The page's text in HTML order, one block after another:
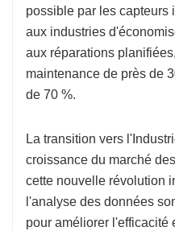
possible par les capteurs
aux industries
aux réparations
maintenance de près de
de 70 %.
La transition vers
croissance du marché
cette nouvelle révolution
l'analyse des données
pour améliorer l'efficacité